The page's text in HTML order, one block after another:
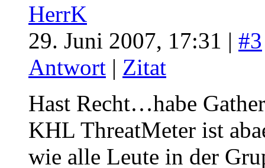
HerrK
29. Juni 2007, 17:31 | #3
Antwort | Zitat
Hast Recht…habe
KHL ThreatMeter ist
wie alle Leute in der